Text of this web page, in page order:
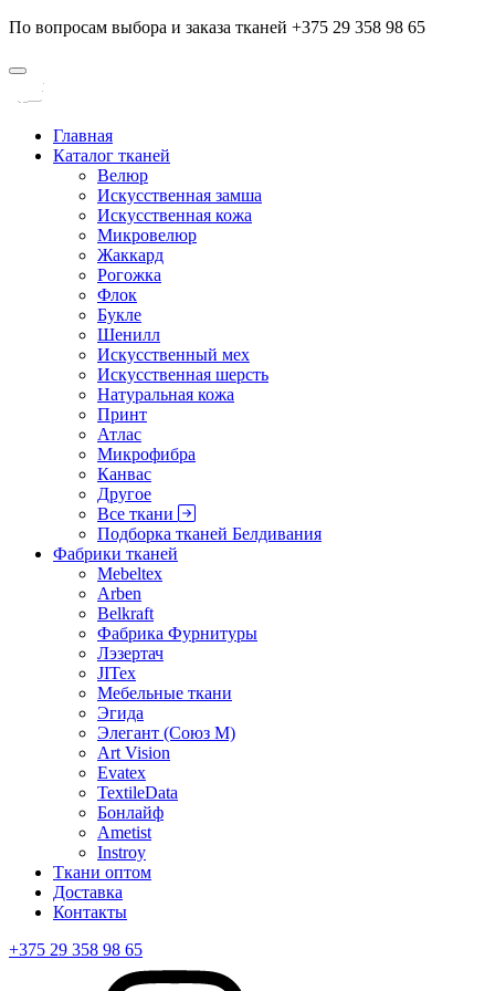
По вопросам выбора и заказа тканей +375 29 358 98 65
Главная
Каталог тканей
Велюр
Искусственная замша
Искусственная кожа
Микровелюр
Жаккард
Рогожка
Флок
Букле
Шенилл
Искусственный мех
Искусственная шерсть
Натуральная кожа
Принт
Атлас
Микрофибра
Канвас
Другое
Все ткани
Подборка тканей Белдивания
Фабрики тканей
Mebeltex
Arben
Belkraft
Фабрика Фурнитуры
Лэзертач
JITex
Мебельные ткани
Эгида
Элегант (Союз М)
Art Vision
Evatex
TextileData
Бонлайф
Ametist
Instroy
Ткани оптом
Доставка
Контакты
+375 29 358 98 65